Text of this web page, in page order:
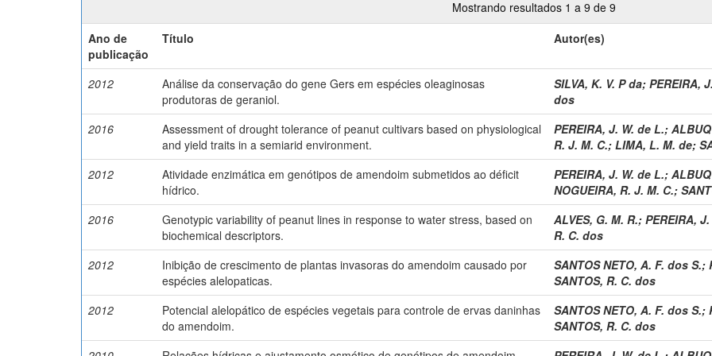
Mostrando resultados 1 a 9 de 9
Ano de
publicação
Título Autor(es)
2012
Análise da conservação do gene Gers em espécies oleaginosas
produtoras de geraniol.
SILVA, K. V. P da; PEREIRA,
dos
2016
Assessment of drought tolerance of peanut cultivars based on physiological
and yield traits in a semiarid environment.
PEREIRA, J. W. de L.;
R. J. M. C.; LIMA, L. M. de;
2012
Atividade enzimática em genótipos de amendoim submetidos ao déficit
hídrico.
PEREIRA, J. W. de L.;
NOGUEIRA, R. J. M. C.;
2016
Genotypic variability of peanut lines in response to water stress, based on
biochemical descriptors.
ALVES, G. M. R.; PEREIRA,
R. C. dos
2012
Inibição de crescimento de plantas invasoras do amendoim causado por
espécies alelopaticas.
SANTOS NETO, A. F. dos S.;
SANTOS, R. C. dos
2012
Potencial alelopático de espécies vegetais para controle de ervas daninhas
do amendoim.
SANTOS NETO, A. F. dos S.;
SANTOS, R. C. dos